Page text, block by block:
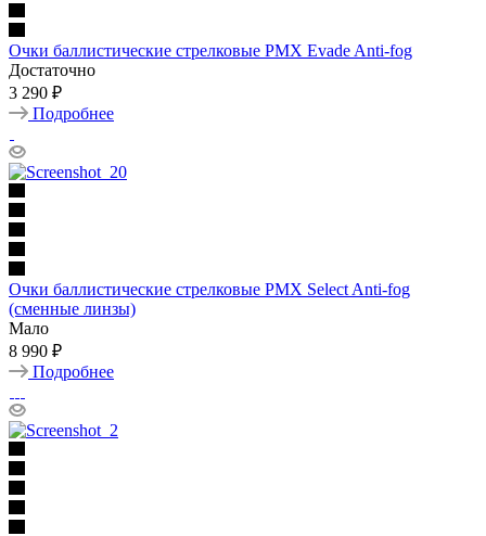
Очки баллистические стрелковые PMX Evade Anti-fog
Достаточно
3 290 ₽
Подробнее
Очки баллистические стрелковые PMX Select Anti-fog
(сменные линзы)
Мало
8 990 ₽
Подробнее